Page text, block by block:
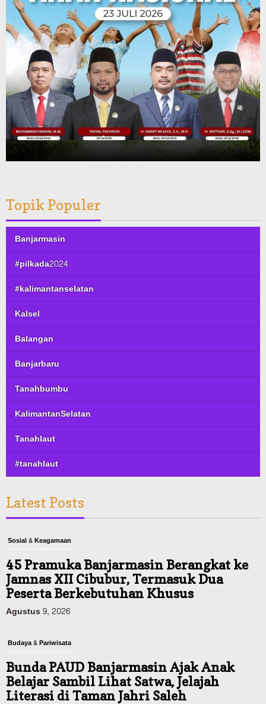
Topik Populer
Banjarmasin
#pilkada2024
#kalimantanselatan
Kalsel
Balangan
Banjarbaru
Tanahbumbu
KalimantanSelatan
Tanahlaut
#tanahlaut
Latest Posts
Sosial & Keagamaan
45 Pramuka Banjarmasin Berangkat ke
Jamnas XII Cibubur, Termasuk Dua
Peserta Berkebutuhan Khusus
Agustus 9, 2026
Budaya & Pariwisata
Bunda PAUD Banjarmasin Ajak Anak
Belajar Sambil Lihat Satwa, Jelajah
Literasi di Taman Jahri Saleh